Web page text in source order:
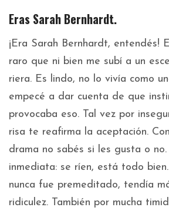
Eras Sarah Bernhardt.
¡Era Sarah Bernhardt, entendés!
raro que ni bien me subí a un
riera. Es lindo, no lo vivía como
empecé a dar cuenta de que
provocaba eso. Tal vez por
risa te reafirma la aceptación.
drama no sabés si les gusta o
inmediata: se ríen, está todo
nunca fue premeditado, tendía
ridiculez. También por mucha